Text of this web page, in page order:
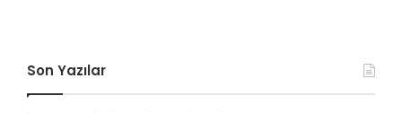
Son Yazılar